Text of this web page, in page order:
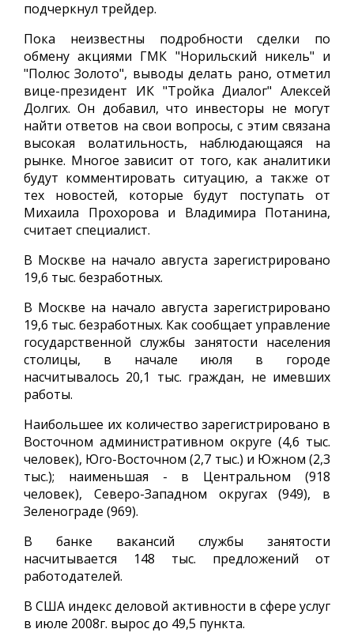
подчеркнул трейдер.
Пока неизвестны подробности сделки по
обмену акциями ГМК "Норильский никель" и
"Полюс Золото", выводы делать рано, отметил
вице-президент ИК "Тройка Диалог" Алексей
Долгих. Он добавил, что инвесторы не могут
найти ответов на свои вопросы, с этим связана
высокая волатильность, наблюдающаяся на
рынке. Многое зависит от того, как аналитики
будут комментировать ситуацию, а также от
тех новостей, которые будут поступать от
Михаила Прохорова и Владимира Потанина,
считает специалист.
В Москве на начало августа зарегистрировано
19,6 тыс. безработных.
В Москве на начало августа зарегистрировано
19,6 тыс. безработных. Как сообщает управление
государственной службы занятости населения
столицы, в начале июля в городе
насчитывалось 20,1 тыс. граждан, не имевших
работы.
Наибольшее их количество зарегистрировано в
Восточном административном округе (4,6 тыс.
человек), Юго-Восточном (2,7 тыс.) и Южном (2,3
тыс.); наименьшая - в Центральном (918
человек), Северо-Западном округах (949), в
Зеленограде (969).
В банке вакансий службы занятости
насчитывается 148 тыс. предложений от
работодателей.
В США индекс деловой активности в сфере услуг
в июле 2008г. вырос до 49,5 пункта.